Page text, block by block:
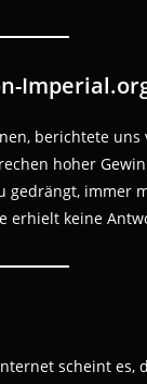
berichtete
hoher
immer
keine
scheint es,